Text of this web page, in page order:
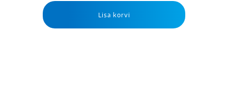
Lisa korvi